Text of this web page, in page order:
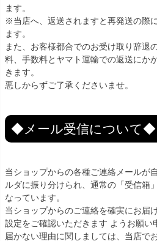
ます。
※当店へ、返送されますと再発送の際
ます。
また、お客様都合でのお受け取り辞退
料、手数料とヤマト運輸での返送にか
きます。
悪しからずご了承くださいませ。
◆メール受信について◆
当ショップからの各種ご連絡メールが
ルダに振り分けられ、通常の「受信箱
なっています。
当ショップからのご連絡を確実にお届
設定をご確認いただきます ようお願い
届かない理由に関しましては、当店で